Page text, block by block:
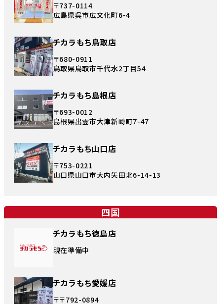
〒737-0114
広島県呉市広文化町6-4
チカラもち鳥取店
〒680-0911
鳥取県鳥取市千代水2丁目54
チカラもち島根店
〒693-0012
島根県出雲市大津新崎町7-47
チカラもち山口店
〒753-0221
山口県山口市大内矢田北6-14-13
四国
チカラもち徳島店
現在準備中
チカラもち愛媛店
〒〒792-0894